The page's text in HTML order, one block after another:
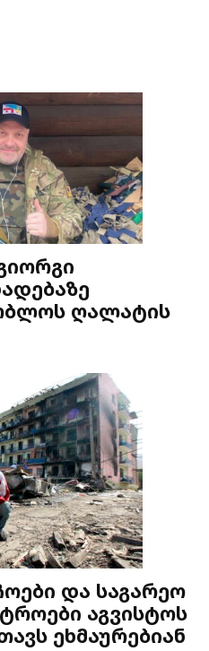
ღალატის
და საგარეო
აგვისტოს
ეხმაურებიან